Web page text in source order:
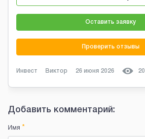
Оставить заявку
Проверить отзывы
Инвест Виктор 26 июня 2026 20
Добавить комментарий:
Имя *